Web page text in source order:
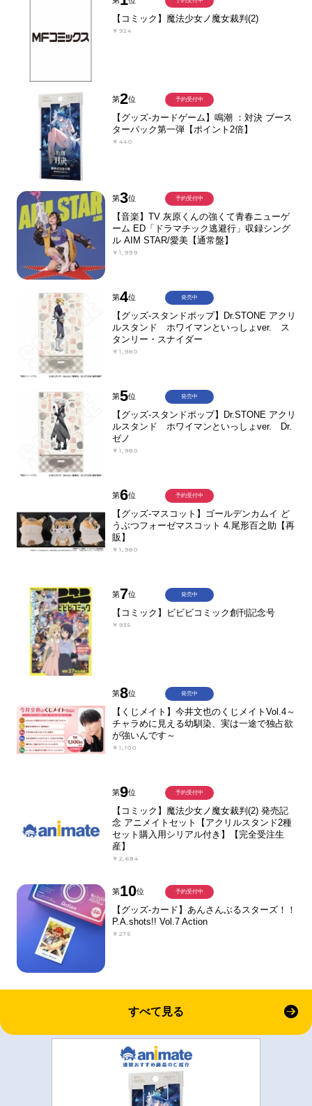
【コミック】魔法少女ノ魔女裁判(2)
￥924
第2位
【グッズ-カードゲーム】鳴潮 ：対決 ブース
ターパック第一弾【ポイント2倍】
￥440
予約受付中
第3位
【音楽】TV 灰原くんの強くて青春ニューゲ
ーム ED「ドラマチック逃避行」収録シング
ル AIM STAR/愛美【通常盤】
￥1,999
予約受付中
第4位
【グッズ-スタンドポップ】Dr.STONE アクリ
ルスタンド ホワイマンといっしょver. ス
タンリー・スナイダー
￥1,980
発売中
第5位
【グッズ-スタンドポップ】Dr.STONE アクリ
ルスタンド ホワイマンといっしょver. Dr.
ゼノ
￥1,980
発売中
第6位
【グッズ-マスコット】ゴールデンカムイ ど
うぶつフォーゼマスコット 4.尾形百之助【再
販】
￥1,980
予約受付中
第7位
【コミック】ビビビコミック創刊記念号
￥935
発売中
第8位
【くじメイト】今井文也のくじメイトVol.4～
チャラめに見える幼馴染、実は一途で独占欲
が強いんです～
￥1,100
発売中
第9位
【コミック】魔法少女ノ魔女裁判(2) 発売記
念 アニメイトセット【アクリルスタンド2種
セット購入用シリアル付き】【完全受注生
産】
￥2,684
予約受付中
第10位
【グッズ-カード】あんさんぶるスターズ！！
P.A.shots!! Vol.7 Action
￥275
予約受付中
すべて見る